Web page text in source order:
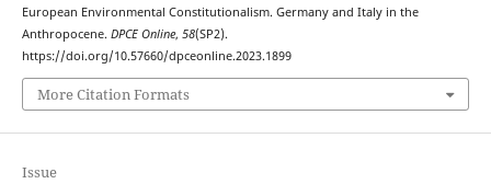
European Environmental Constitutionalism. Germany and Italy in the
Anthropocene. DPCE Online, 58(SP2).
https://doi.org/10.57660/dpceonline.2023.1899
More Citation Formats
Issue